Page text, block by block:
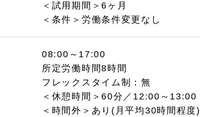
＜試用期間＞6ヶ月
＜条件＞労働条件変更なし
08:00～17:00
所定労働時間8時間
フレックスタイム制：無
＜休憩時間＞60分／12:00～13:00
＜時間外＞あり(月平均30時間程度)